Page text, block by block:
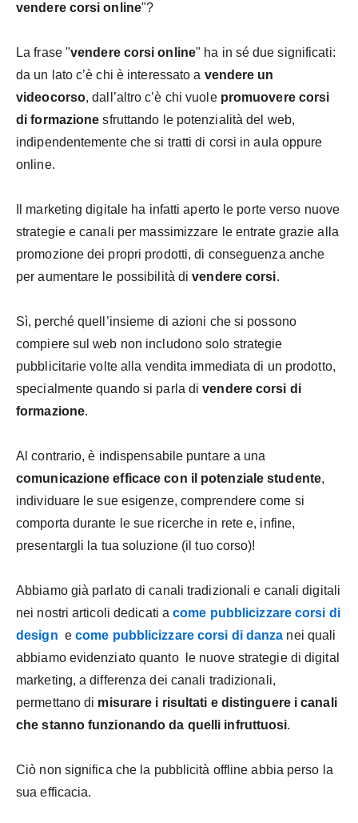
vendere corsi online"?
La frase "vendere corsi online" ha in sé due significati:
da un lato c’è chi è interessato a vendere un
videocorso, dall’altro c’è chi vuole promuovere corsi
di formazione sfruttando le potenzialità del web,
indipendentemente che si tratti di corsi in aula oppure
online.
Il marketing digitale ha infatti aperto le porte verso nuove
strategie e canali per massimizzare le entrate grazie alla
promozione dei propri prodotti, di conseguenza anche
per aumentare le possibilità divendere corsi.
Sì, perché quell’insieme di azioni che si possono
compiere sul web non includono solo strategie
pubblicitarie volte alla vendita immediata di un prodotto,
specialmente quando si parla divendere corsi di
formazione.
Al contrario, è indispensabile puntare a una
comunicazione efficace con il potenziale studente,
individuare le sue esigenze, comprendere come si
comporta durante le sue ricerche in rete e, infine,
presentargli la tua soluzione (il tuo corso)!
Abbiamo già parlato di canali tradizionali e canali digitali
nei nostri articoli dedicati acome pubblicizzare corsi di
design ecome pubblicizzare corsi di danza nei quali
abbiamo evidenziato quanto le nuove strategie di digital
marketing, a differenza dei canali tradizionali,
permettano di misurare i risultati e distinguere i canali
che stanno funzionando da quelli infruttuosi.
Ciò non significa che la pubblicità offline abbia perso la
sua efficacia.